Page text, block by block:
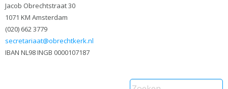
Jacob Obrechtstraat 30
1071 KM Amsterdam
(020) 662 3779
secretariaat@obrechtkerk.nl
IBAN NL98 INGB 0000107187
Zoeken